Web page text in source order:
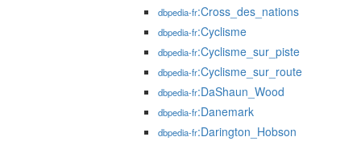
dbpedia-fr:Cross_des_nations
dbpedia-fr:Cyclisme
dbpedia-fr:Cyclisme_sur_piste
dbpedia-fr:Cyclisme_sur_route
dbpedia-fr:DaShaun_Wood
dbpedia-fr:Danemark
dbpedia-fr:Darington_Hobson